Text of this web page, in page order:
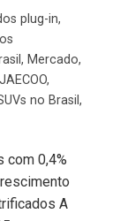
plug-in,
, Mercado,
,
no Brasil ,
com 0,4%
A